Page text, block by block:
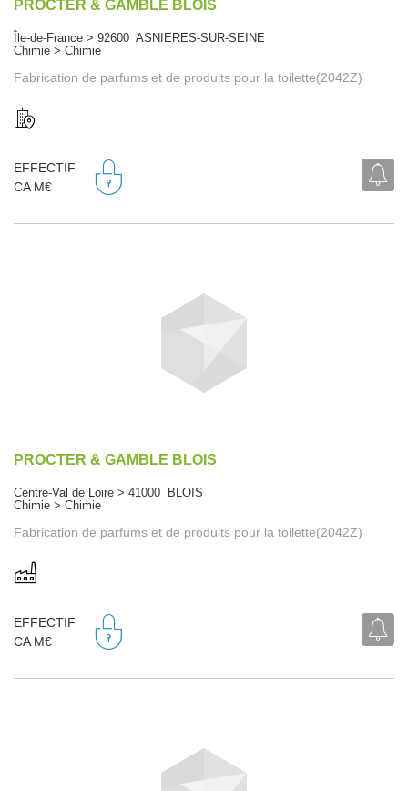
PROCTER & GAMBLE BLOIS
Île-de-France > 92600 ASNIERES-SUR-SEINE
Chimie > Chimie
Fabrication de parfums et de produits pour la toilette(2042Z)
EFFECTIF
CA M€
PROCTER & GAMBLE BLOIS
Centre-Val de Loire > 41000 BLOIS
Chimie > Chimie
Fabrication de parfums et de produits pour la toilette(2042Z)
EFFECTIF
CA M€